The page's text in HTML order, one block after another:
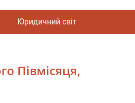
Юридичний світ
Півмісяця,